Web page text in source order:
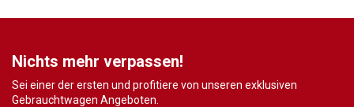
Nichts mehr verpassen!
Sei einer der ersten und profitiere von unseren exklusiven
Gebrauchtwagen Angeboten.